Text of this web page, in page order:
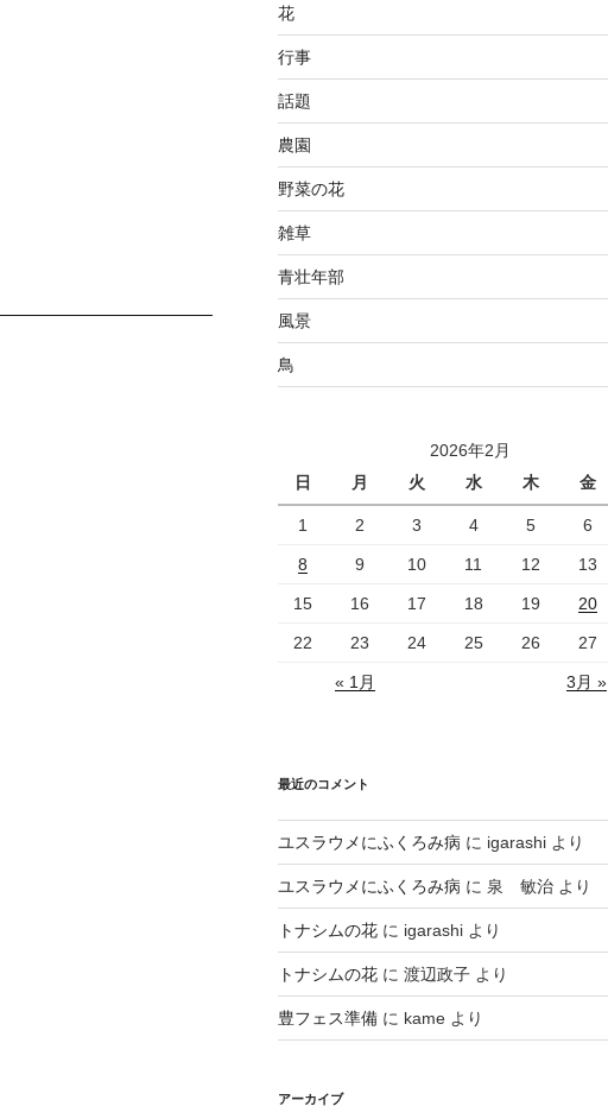
花
行事
話題
農園
野菜の花
雑草
青壮年部
風景
鳥
2026年2月
日
月 火 水 木 金
1 2 3 4 5 6
8 9 10 11 12 13
15 16 17 18 19 20
22 23 24 25 26 27
« 1月 3月 »
最近のコメント
ユスラウメにふくろみ病 に igarashiより
ユスラウメにふくろみ病 に 泉 敏治より
トナシムの花に igarashiより
トナシムの花に 渡辺政子より
豊フェス準備に kameより
アーカイブ